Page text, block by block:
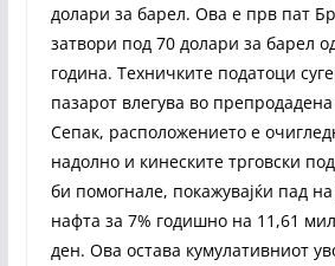
долари за барел. Ова е прв пат
затвори под 70 долари за барел
година. Техничките податоци
пазарот влегува во
Сепак, расположението е
надолно и кинеските трговски
би помогнале, покажувајќи пад
нафта за 7% годишно на 11,61
ден. Ова остава кумулативниот